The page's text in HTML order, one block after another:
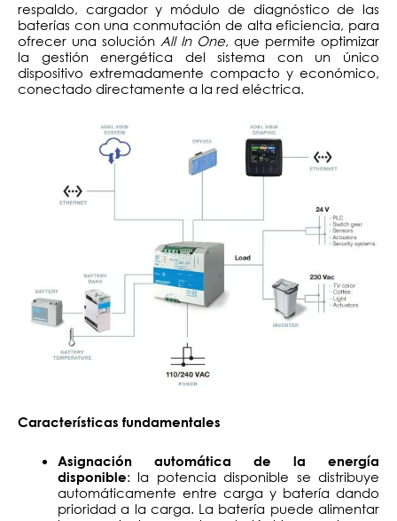
respaldo, cargador y módulo de diagnóstico de las
baterías con una conmutación de alta eficiencia, para
ofrecer una solución All In One, que permite optimizar
la gestión energética del sistema con un único
dispositivo extremadamente compacto y económico,
conectado directamente a la red eléctrica.
Características fundamentales
Asignación automática de la energía
disponible: la potencia disponible se distribuye
automáticamente entre carga y batería dando
prioridad a la carga. La batería puede alimentar